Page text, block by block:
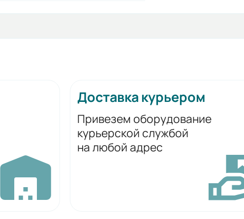
Доставка курьером
Привезем оборудование
курьерской службой
на любой адрес